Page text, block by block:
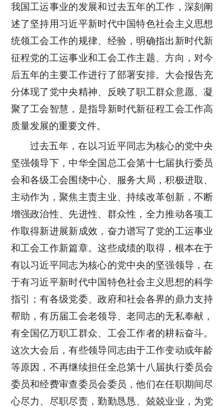
我国工运事业的发展和过去五年的工作，深刻阐
述了坚持用习近平新时代中国特色社会主义思想
统领工会工作的规律、经验，明确指出新时代新
征程党的工运事业和工会工作主题、方向，对今
后五年的主要工作进行了部署安排。大会报告充
分体现了党中央精神、反映了职工群众意愿、凝
聚了工会智慧，是指导新时代新征程工会工作高
质量发展的重要文件。
过去五年，在以习近平同志为核心的党中央
坚强领导下，中华全国总工会第十七届执行委员
会和各级工会围绕中心、服务大局，积极进取、
主动作为，聚焦主责主业、持续改革创新，不断
增强政治性、先进性、群众性，全力推动各项工
作取得新进展新成效，奋力谱写了党的工运事业
和工会工作新篇章。这些成绩的取得，根本在于
有以习近平同志为核心的党中央的坚强领导，在
于有习近平新时代中国特色社会主义思想的科学
指引；有各级党委、政府和社会各界的鼎力支持
帮助，有历届工会老领导、老同志的无私奉献，
有全国亿万职工群众、工会工作者的耕耘奋斗。
这次大会后，有些领导同志由于工作变动或年龄
等原因，不再继续担任全总第十八届执行委员会
委员和经费审查委员会委员，他们在任职期间尽
心尽力、尽职尽责，勤勤恳恳、兢兢业业，为党